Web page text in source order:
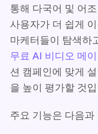
통해 다국어 및 어
사용자가 더 쉽게
마케터들이 탐색하
무료 AI 비디오 메이
션 캠페인에 맞게
을 높이 평가할 것
주요 기능은 다음과